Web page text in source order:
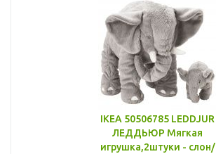
IKEA 50506785 LEDDJUR
ЛЕДДЬЮР Мягкая
игрушка,2штуки - слон/